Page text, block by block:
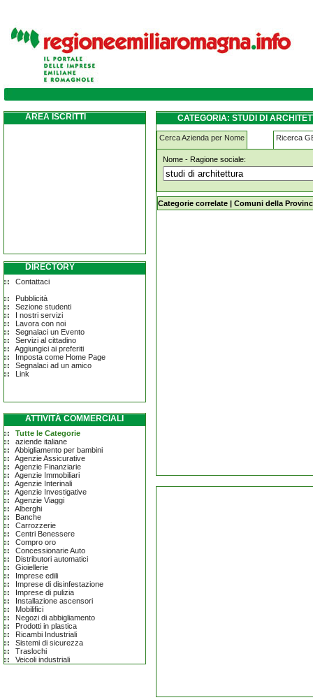
studi-di-architettura zocca
AREA ISCRITTI
DIRECTORY
Contattaci
Pubblicità
Sezione studenti
I nostri servizi
Lavora con noi
Segnalaci un Evento
Servizi al cittadino
Aggiungici ai preferiti
Imposta come Home Page
Segnalaci ad un amico
Link
ATTIVITÀ COMMERCIALI
Tutte le Categorie
aziende italiane
Abbigliamento per bambini
Agenzie Assicurative
Agenzie Finanziarie
Agenzie Immobiliari
Agenzie Interinali
Agenzie Investigative
Agenzie Viaggi
Alberghi
Banche
Carrozzerie
Centri Benessere
Compro oro
Concessionarie Auto
Distributori automatici
Gioiellerie
Imprese edili
Imprese di disinfestazione
Imprese di pulizia
Installazione ascensori
Mobilifici
Negozi di abbigliamento
Prodotti in plastica
Ricambi Industriali
Sistemi di sicurezza
Traslochi
Veicoli industriali
CATEGORIA: STUDI DI
Cerca Azienda per Nome Ricerca
Nome - Ragione sociale:
studi-di-architettura zocca
Categorie correlate | Comuni della